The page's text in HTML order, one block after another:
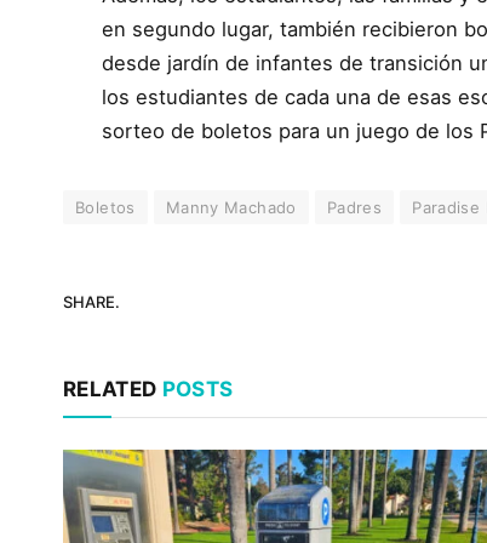
en segundo lugar, también recibieron
desde jardín de infantes de transición
los estudiantes de cada una de esas
sorteo de boletos para un juego de los
Boletos Manny Machado Padres Paradise
SHARE.
RELATED POSTS